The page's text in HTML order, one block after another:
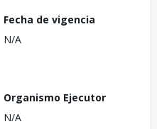
Fecha de vigencia
N/A
Organismo Ejecutor
N/A